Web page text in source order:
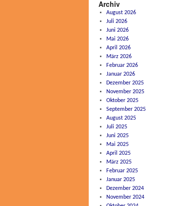
Archiv
August 2026
Juli 2026
Juni 2026
Mai 2026
April 2026
März 2026
Februar 2026
Januar 2026
Dezember 2025
November 2025
Oktober 2025
September 2025
August 2025
Juli 2025
Juni 2025
Mai 2025
April 2025
März 2025
Februar 2025
Januar 2025
Dezember 2024
November 2024